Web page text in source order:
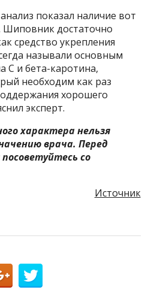
показал наличие вот
Шиповник достаточно
средство укрепления
называли основным
С и бета-каротина,
необходим как раз
хорошего
эксперт.
характера нельзя
врача. Перед
со
Источник